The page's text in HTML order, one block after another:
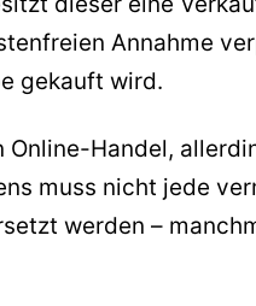
Annahme
gekauft wird.
Online-Handel,
muss nicht jede
werden –